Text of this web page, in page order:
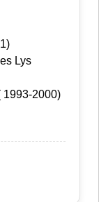
Lys
1993-2000)